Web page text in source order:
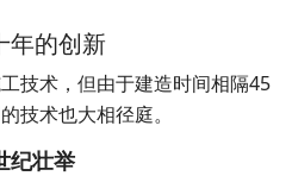
年的创新
技术，但由于建造时间相隔45
技术也大相径庭。
纪壮举